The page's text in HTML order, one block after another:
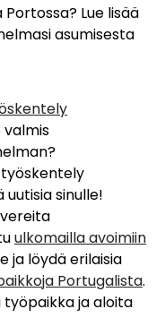
Lue lisää
asumisesta
valmis
työskentely
sinulle!
ulkomailla avoimiin
ja löydä erilaisia
Portugalista.
työpaikka ja aloita